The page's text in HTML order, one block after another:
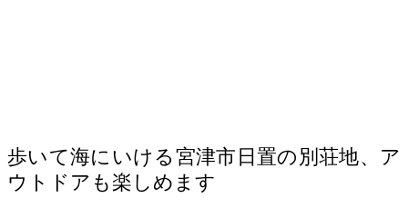
歩いて海にいける宮津市日置の別荘地、ア
ウトドアも楽しめます